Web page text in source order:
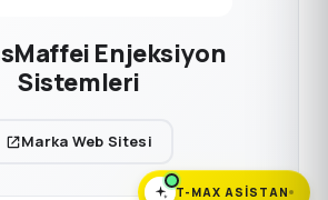
Enjeksiyon
Sistemleri
Marka Web Sitesi
T-MAX ASISTAN